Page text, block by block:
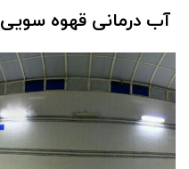
آب درمانی قهوه سویی